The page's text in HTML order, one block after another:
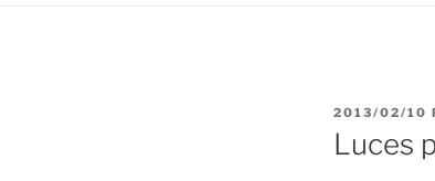
PUBLICADO
EL
2013/02/10
Luces